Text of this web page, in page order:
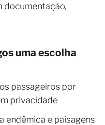
documentação,
uma escolha
passageiros por
privacidade
endêmica e paisagens